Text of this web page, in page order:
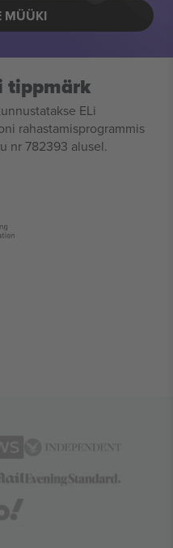
MÜÜKI
tippmärk
ELi
rahastamisprogrammis
nr 782393 alusel.